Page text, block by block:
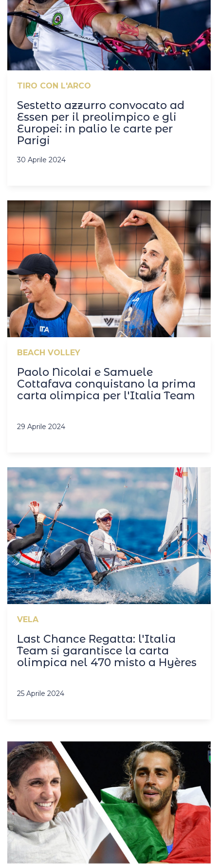
TIRO CON L'ARCO
Sestetto azzurro convocato ad
Essen per il preolimpico e gli
Europei: in palio le carte per
Parigi
30 Aprile 2024
BEACH VOLLEY
Paolo Nicolai e Samuele
Cottafava conquistano la prima
carta olimpica per l'Italia Team
29 Aprile 2024
VELA
Last Chance Regatta: l'Italia
Team si garantisce la carta
olimpica nel 470 misto a Hyères
25 Aprile 2024